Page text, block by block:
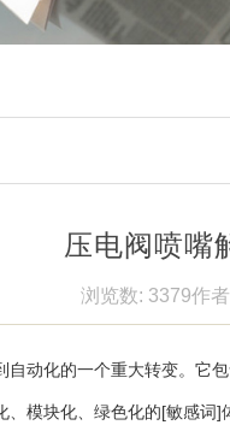
压电阀喷嘴
浏览数: 3379作
化的一个重大转变。它包
、模块化、绿色化的[敏感词